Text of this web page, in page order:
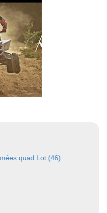
quad Lot (46)